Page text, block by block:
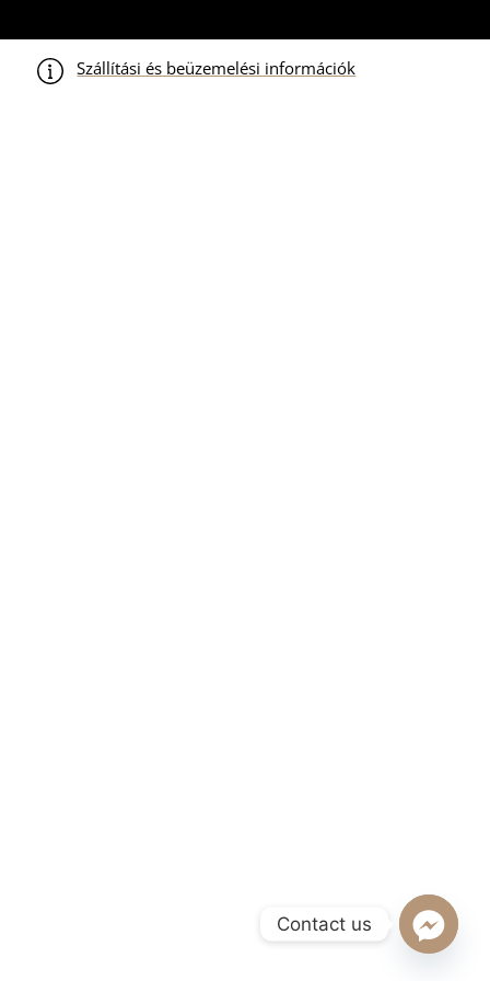
to
content
Szállítási és beüzemelési információk
Contact us